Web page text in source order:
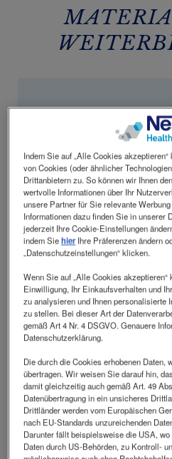
Mehr
Bestellblätter
Mehr
Indem Sie auf „Alle Cookies
von Cookies (oder ähnlicher
Drittanbietern zu. So können wir Ihnen
wertvolle Informationen über Ihr
unsere Partner für Sie relevante
Informationen dazu finden Sie in unserer
jederzeit Ihre Cookie-Einstellungen
indem SiehierIhre Präferenzen ändern
„Datenschutzeinstellungen“ klicken.
Wenn Sie auf „Alle Cookies
Einwilligung, Ihr Einkaufsverhalten und
zu analysieren und Ihnen personalisierte
zu stellen. Bei dieser Art der
gemäß Art 4 Nr. 4 DSGVO. Genauere
Datenschutzerklärung.
Die durch die Cookies erhobenen Daten,
übertragen. Wir weisen Sie darauf hin,
damit gleichzeitig auch gemäß Art. 49
Datenübertragung in ein unsicheres
Drittländer werden vom Europäischen
nach EU-Standards unzureichenden
Darunter fällt beispielsweise die USA,
Daten durch US-Behörden, zu Kontroll-